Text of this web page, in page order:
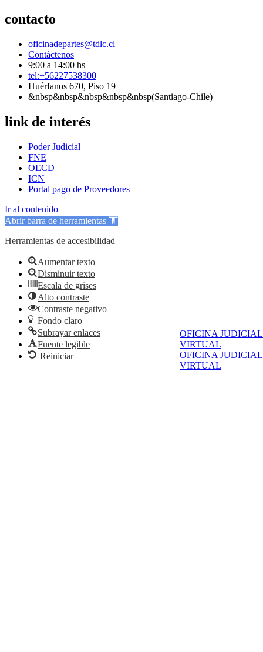
OFICINA JUDICIAL
VIRTUAL
OFICINA JUDICIAL
VIRTUAL
contacto
oficinadepartes@tdlc.cl
Contáctenos
9:00 a 14:00 hs
tel:+56227538300
Huérfanos 670, Piso 19
&nbsp&nbsp&nbsp&nbsp&nbsp(Santiago-Chile)
link de interés
Poder Judicial
FNE
OECD
ICN
Portal pago de Proveedores
Ir al contenido
Abrir barra de herramientas
Herramientas de accesibilidad
Aumentar texto
Disminuir texto
Escala de grises
Alto contraste
Contraste negativo
Fondo claro
Subrayar enlaces
Fuente legible
Reiniciar